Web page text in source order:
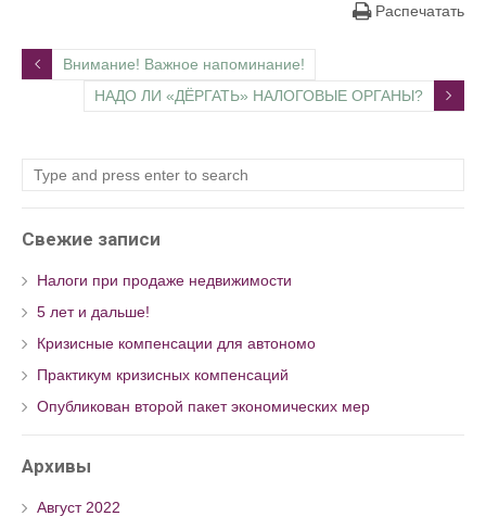
Распечатать
Внимание! Важное напоминание!
НАДО ЛИ «ДЁРГАТЬ» НАЛОГОВЫЕ ОРГАНЫ?
Свежие записи
Налоги при продаже недвижимости
5 лет и дальше!
Кризисные компенсации для автономо
Практикум кризисных компенсаций
Опубликован второй пакет экономических мер
Архивы
Август 2022